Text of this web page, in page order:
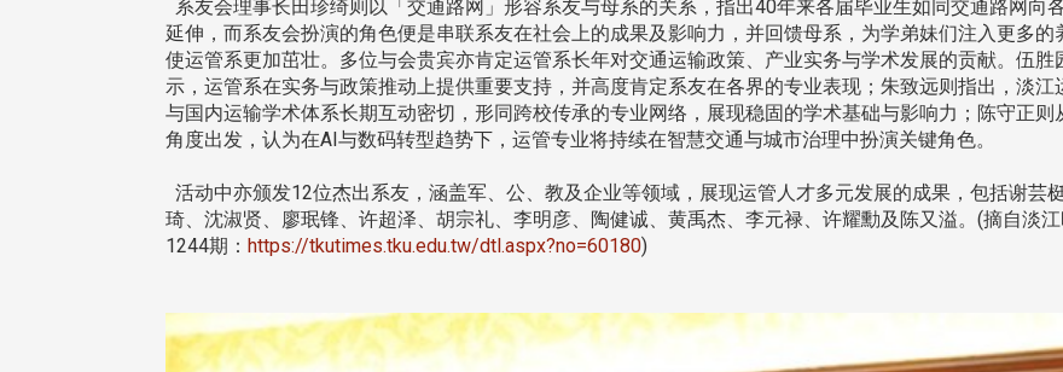
系友会理事长田珍绮则以「交通路网」形容系友与母系的关系，指出40年来各届毕业生如同交通路网向
延伸，而系友会扮演的角色便是串联系友在社会上的成果及影响力，并回馈母系，为学弟妹们注入更多的
使运管系更加茁壮。多位与会贵宾亦肯定运管系长年对交通运输政策、产业实务与学术发展的贡献。伍胜
示，运管系在实务与政策推动上提供重要支持，并高度肯定系友在各界的专业表现；朱致远则指出，淡江
与国内运输学术体系长期互动密切，形同跨校传承的专业网络，展现稳固的学术基础与影响力；陈守正则
角度出发，认为在AI与数码转型趋势下，运管专业将持续在智慧交通与城市治理中扮演关键角色。
活动中亦颁发12位杰出系友，涵盖军、公、教及企业等领域，展现运管人才多元发展的成果，包括谢芸
琦、沈淑贤、廖珉锋、许超泽、胡宗礼、李明彦、陶健诚、黄禹杰、李元禄、许耀勳及陈又溢。(摘自淡
1244期： https://tkutimes.tku.edu.tw/dtl.aspx?no=60180)
校友处 深化校友工作交
头版 热门焦点
执行长彭春阳荣退 校友感念
相伴同行
头版 热门焦点
任 携手校友共创淡江新里程
头版 热门焦点
聘任许辉煌为校长
董事